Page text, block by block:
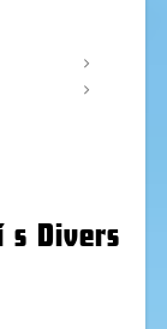
s Divers